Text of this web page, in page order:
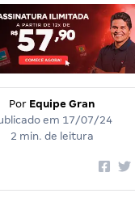
Por Equipe Gran
em 17/07/24
2 min. de leitura